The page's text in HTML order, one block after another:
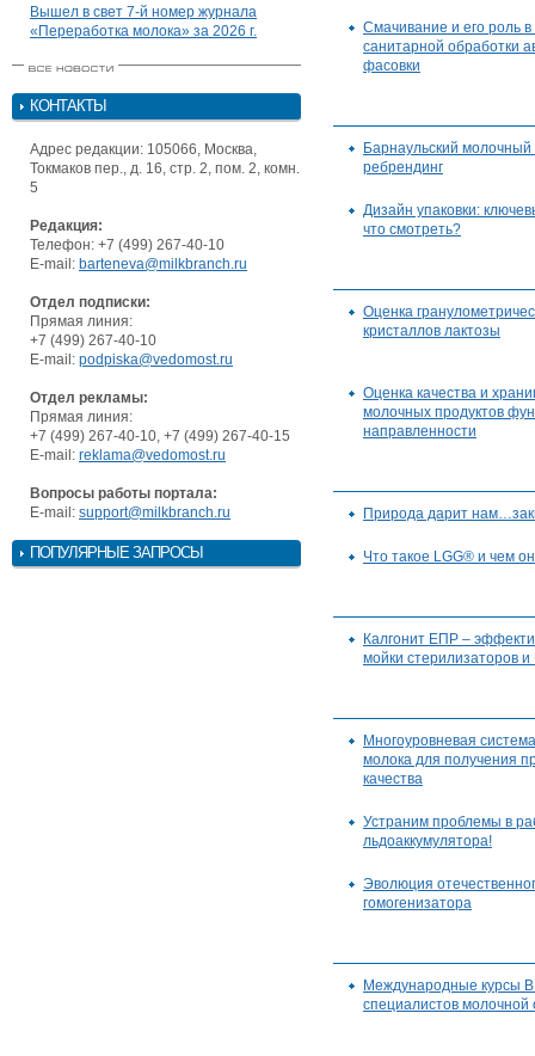
Вышел в свет 7-й номер журнала
«Переработка молока» за 2026 г.
КОНТАКТЫ
Адрес редакции: 105066, Москва,
Токмаков пер., д. 16, стр. 2, пом. 2, комн.
5
Редакция:
Телефон: +7 (499) 267-40-10
E-mail: barteneva@milkbranch.ru
Отдел подписки:
Прямая линия:
+7 (499) 267-40-10
E-mail: podpiska@vedomost.ru
Отдел рекламы:
Прямая линия:
+7 (499) 267-40-10, +7 (499) 267-40-15
E-mail: reklama@vedomost.ru
Вопросы работы портала:
E-mail: support@milkbranch.ru
ПОПУЛЯРНЫЕ ЗАПРОСЫ
Смачивание и его роль в
санитарной обработки
фасовки
Барнаульский
ребрендинг
Дизайн упаковки:
что смотреть?
Оценка
кристаллов лактозы
Оценка качества и
молочных продуктов
направленности
Природа дарит
Что такое LGG® и чем
Калгонит ЕПР –
мойки стерилизаторов
Многоуровневая
молока для получения
качества
Устраним проблемы в
льдоаккумулятора!
Эволюция
гомогенизатора
Международные курсы
специалистов молочной